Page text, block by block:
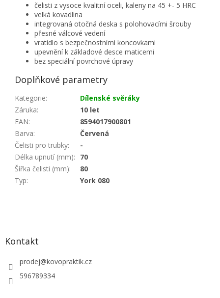
čelisti z vysoce kvalitní oceli, kaleny na 45 +- 5 HRC
velká kovadlina
integrovaná otočná deska s polohovacími šrouby
přesné válcové vedení
vratidlo s bezpečnostními koncovkami
upevnění k základové desce maticemi
bez speciální povrchové úpravy
Doplňkové parametry
Kategorie:
Dílenské svěráky
Záruka:
10 let
EAN:
8594017900801
Barva:
Červená
Čelisti pro trubky:
-
Délka upnutí (mm):
70
Šířka čelisti (mm):
80
Typ: York 080
Z
Kontakt
prodej@kovopraktik.cz
596789334